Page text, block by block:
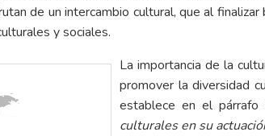
de un intercambio cultural, que al
y sociales.
La importancia de la
promover la diversidad
establece en el
culturales en su